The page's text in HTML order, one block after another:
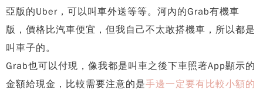
亞版的Uber，可以叫車外送等等。河內的Grab有機車
版，價格比汽車便宜，但我自己不太敢搭機車，所以都是
叫車子的。
Grab也可以付現，像我都是叫車之後下車照著App顯示的
金額給現金，比較需要注意的是手邊一定要有比較小額的